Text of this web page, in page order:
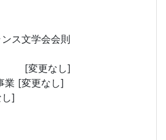
ス文学会会則
変更なし]
業 [変更なし]
]